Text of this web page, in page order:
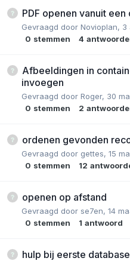
PDF openen vanuit
Gevraagd door Novioplan, 3
0 stemmen 4
Afbeeldingen in
invoegen
Gevraagd door Roger, 30
0 stemmen 2
ordenen gevonden
Gevraagd door gettes, 15
0 stemmen 12
openen op afstand
Gevraagd door se7en, 14
0 stemmen 1 antwoord
hulp bij eerste database